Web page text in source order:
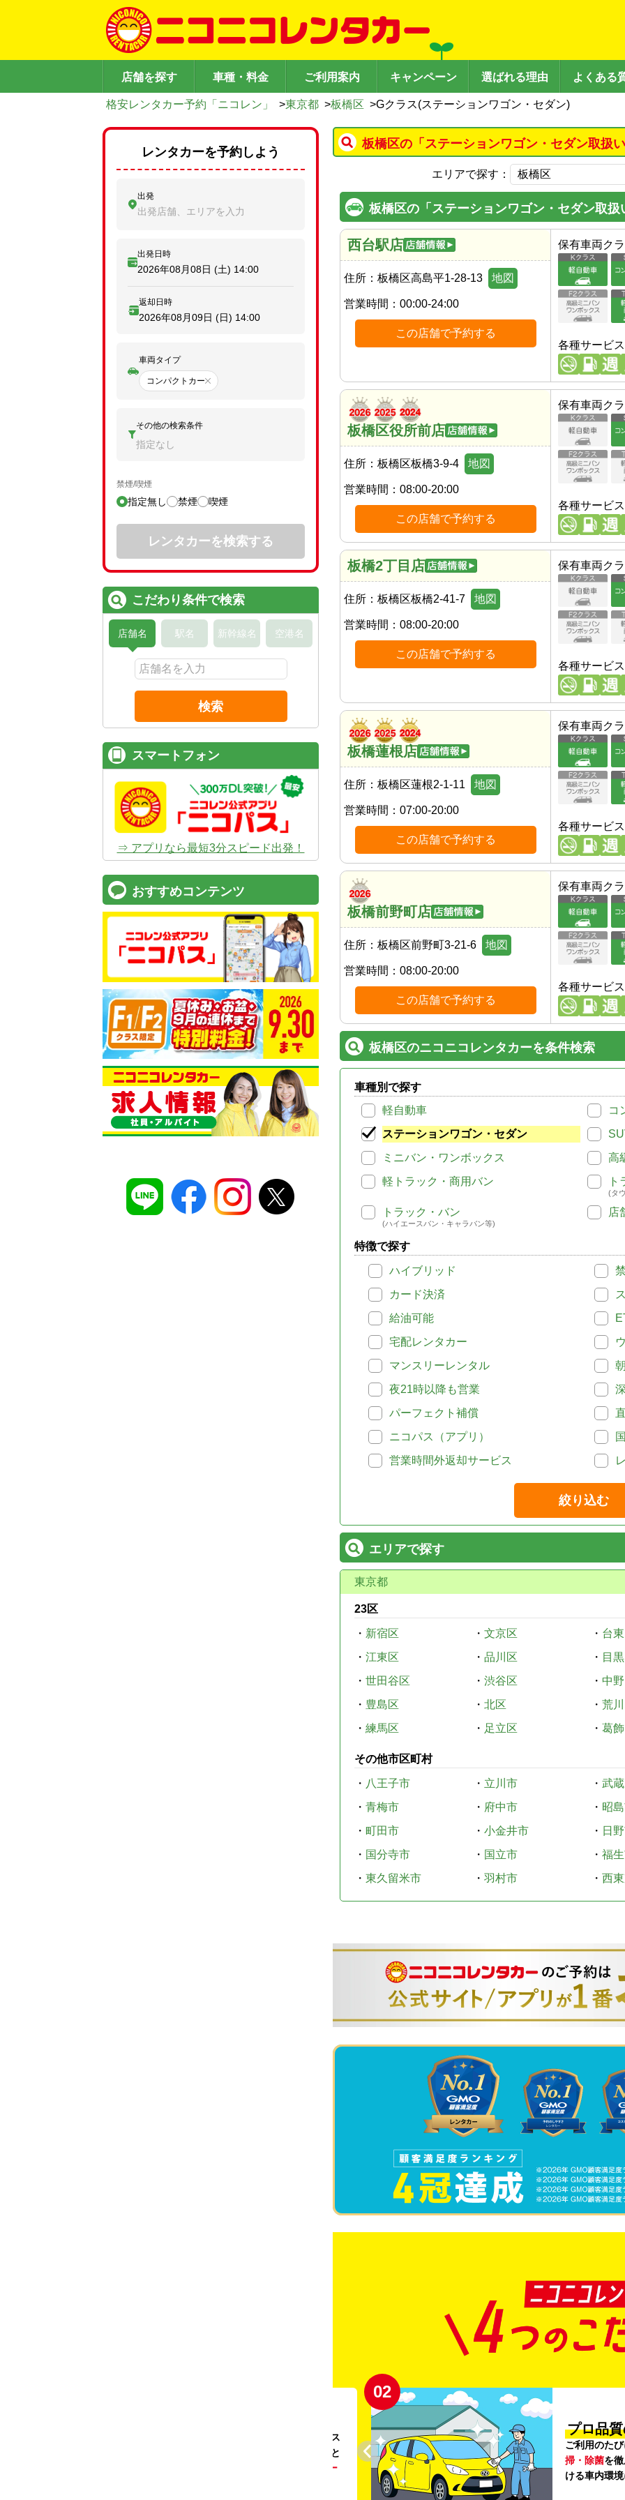
店舗を探す 車種・料金 ご利用案内 キャンペーン 選ばれる理由 よくある
格安レンタカー予約「ニコレン」 >東京都 >板橋区 >Gクラス(ステーションワゴン・セダン)
板橋区の「ステーションワゴン・セダン取扱
エリアで探す：
板橋区の「ステーションワゴン・セダン取
西台駅店
住所： 板橋区高島平1-28-13 地図
営業時間： 00:00-24:00
この店舗で予約する
保有車両ク
各種サービス
板橋区役所前店
住所： 板橋区板橋3-9-4 地図
営業時間： 08:00-20:00
この店舗で予約する
保有車両ク
各種サービス
板橋2丁目店
住所： 板橋区板橋2-41-7 地図
営業時間： 08:00-20:00
この店舗で予約する
保有車両ク
各種サービス
板橋蓮根店
住所： 板橋区蓮根2-1-11 地図
営業時間： 07:00-20:00
この店舗で予約する
保有車両ク
各種サービス
板橋前野町店
住所： 板橋区前野町3-21-6 地図
営業時間： 08:00-20:00
この店舗で予約する
保有車両ク
各種サービス
板橋区のニコニコレンタカーを条件検索
車種別で探す
軽自動車
コ
ステーションワゴン・セダン
ミニバン・ワンボックス
高
軽トラック・商用バン
ト
(タ
トラック・バン
(ハイエースバン・キャラバン等)
店
特徴で探す
ハイブリッド
カード決済
給油可能
宅配レンタカー
マンスリーレンタル
夜21時以降も営業
パーフェクト補償
ニコパス（アプリ）
営業時間外返却サービス
絞り込む
エリアで探す
東京都
23区
・ 新宿区 ・ 文京区 ・ 台
・ 江東区 ・ 品川区 ・ 目
・ 世田谷区 ・ 渋谷区 ・ 中
・ 豊島区 ・ 北区 ・ 荒
・ 練馬区 ・ 足立区 ・ 葛
その他市区町村
・ 八王子市 ・ 立川市 ・ 武
・ 青梅市 ・ 府中市 ・ 昭
・ 町田市 ・ 小金井市 ・ 日
・ 国分寺市 ・ 国立市 ・ 福
・ 東久留米市 ・ 羽村市 ・ 西
。ガソリンス
タンドや整備工場の既存インフラを活用すること
リー
02
プロ品
ご利用のた
掃・除菌を
ける車内環
レンタカーを予約しよう
出発
出発店舗、エリアを入力
出発日時
2026年08月08日 (土) 14:00
返却日時
2026年08月09日 (日) 14:00
車両タイプ
コンパクトカー
その他の検索条件
指定なし
禁煙/喫煙
指定無し 禁煙 喫煙
レンタカーを検索する
こだわり条件で検索
店舗名 駅名 新幹線名 空港名
検索
スマートフォン
⇒ アプリなら最短3分スピード出発！
おすすめコンテンツ